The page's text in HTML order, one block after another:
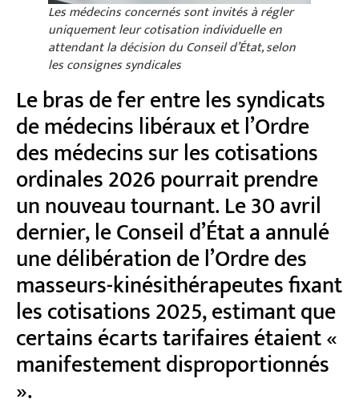
Les médecins concernés sont invités à régler
uniquement leur cotisation individuelle en
attendant la décision du Conseil d’État, selon
les consignes syndicales
Le bras de fer entre les syndicats
de médecins libéraux et l’Ordre
des médecins sur les cotisations
ordinales 2026 pourrait prendre
un nouveau tournant. Le 30 avril
dernier, le Conseil d’État a annulé
une délibération de l’Ordre des
masseurs-kinésithérapeutes fixant
les cotisations 2025, estimant que
certains écarts tarifaires étaient «
manifestement disproportionnés
».